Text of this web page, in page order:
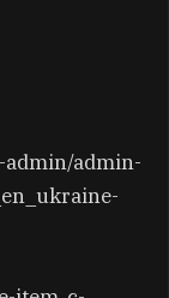
admin/admin-